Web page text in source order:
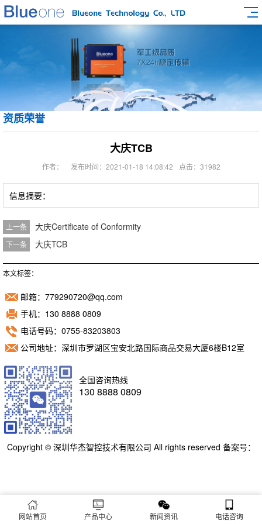
资质荣誉
大庆TCB
作者： 发布时间：2021-01-18 14:08:42 点击：31982
信息摘要：
上一条 大庆Certificate of Conformity
下一条 大庆TCB
本文标签：
邮箱：779290720@qq.com
手机：130 8888 0809
电话号码：0755-83203803
公司地址：深圳市罗湖区宝安北路国际商品交易大厦6楼B12室
全国咨询热线
130 8888 0809
Copyright © 深圳华杰智控技术有限公司 All rights reserved 备案号：
网站首页 产品中心 新闻资讯 电话咨询